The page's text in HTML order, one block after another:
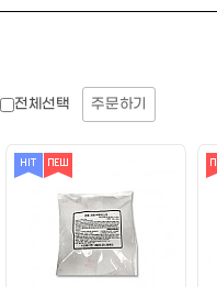
전체선택 주문하기